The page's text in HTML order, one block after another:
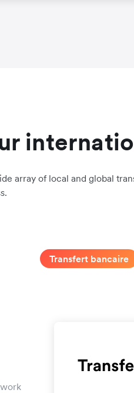
array of local and global
Transfert bancaire